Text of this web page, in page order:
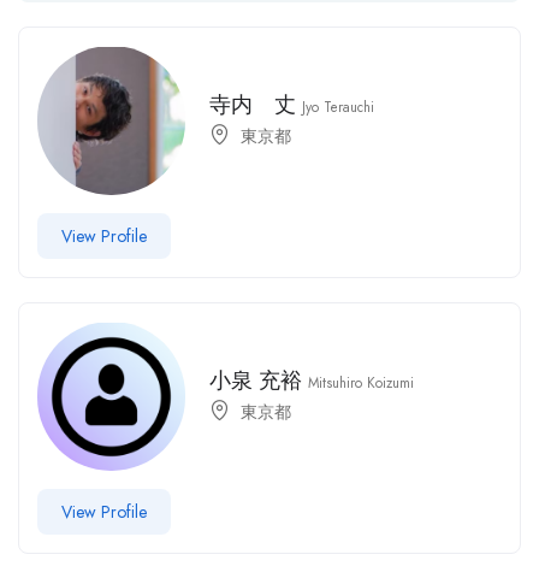
寺内 丈 Jyo Terauchi
東京都
View Profile
小泉 充裕Mitsuhiro Koizumi
東京都
View Profile